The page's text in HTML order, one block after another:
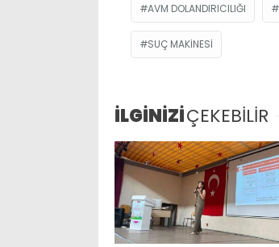
AVM DOLANDIRICILIĞI
SUÇ MAKINESI
İLGİNİZİÇEKEBİLİR